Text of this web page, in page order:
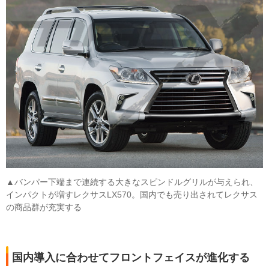
▲バンパー下端まで連続する大きなスピンドルグリルが与えられ、
インパクトが増すレクサスLX570。国内でも売り出されてレクサス
の商品群が充実する
国内導入に合わせてフロントフェイスが進化する